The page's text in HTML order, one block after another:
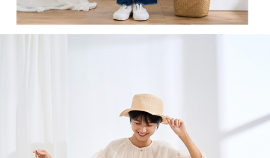
１．透過由恩沛科技股份有限公司提供之「AFTEE先享後付」服務完成之交
易，需依本服務之必要範圍內提供個人資料，並將交易相關給付款項請求債
權轉讓予恩沛科技股份有限公司。
４．使用「AFTEE先享後付」時，將依據個別帳號之用戶狀況，依本公司即
時審查核予不同之上限額度；若仍有額度不足之情形，本公司將視審查結果
５．嚴禁一人註冊多個帳號或使用他人資訊註冊。若發現惡意使用之情形，
恩沛科技股份有限公司將有權停止該用戶之使用額度並採取法律行動。
每筆NT$100，滿NT$2,000(含以上)免運費